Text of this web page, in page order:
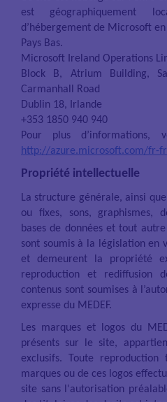
est géographiquement
d’hébergement de Microsoft
Pays Bas.
Microsoft Ireland Operations
Block B, Atrium Building,
Carmanhall Road
Dublin 18, Irlande
+353 1850 940 940
Pour plus d’informations,
http://azure.microsoft.com/fr-
Propriété intellectuelle
La structure générale, ainsi
ou fixes, sons, graphismes,
bases de données et tout
sont soumis à la législation en
et demeurent la propriété
reproduction et rediffusion
contenus sont soumises à
expresse du MEDEF.
Les marques et logos du
présents sur le site,
exclusifs. Toute
marques ou de ces logos
site sans l'autorisation